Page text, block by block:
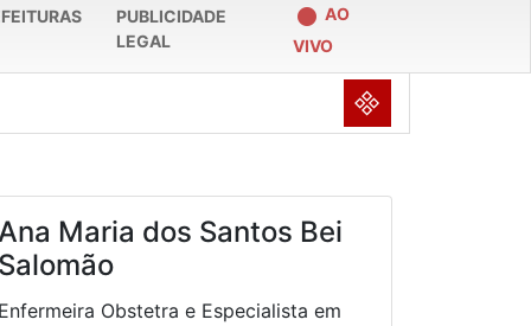
PUBLICIDADE
LEGAL
fiber_manual_record AO
VIVO
NULL
Maria dos Santos Bei
Salomão
Enfermeira Obstetra e Especialista em